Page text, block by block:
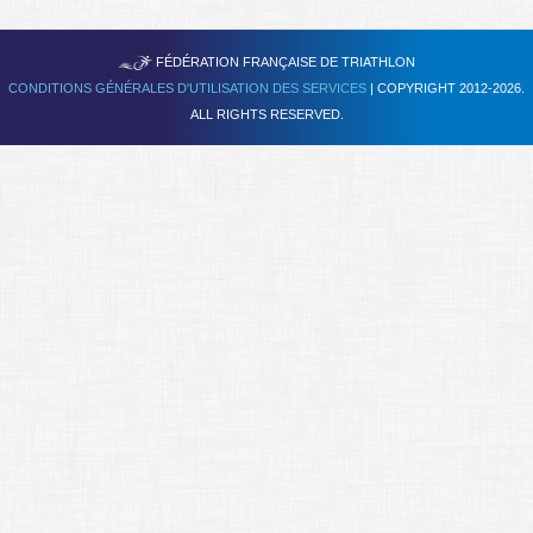
Se former
FÉDÉRATION FRANÇAISE DE TRIATHLON
CONDITIONS GÉNÉRALES D'UTILISATION DES SERVICES | COPYRIGHT 2012-2026.
ALL RIGHTS RESERVED.